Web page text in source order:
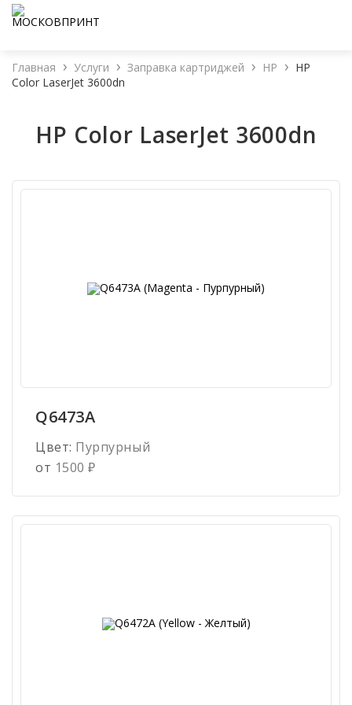
Главная Услуги Заправка картриджей HP
HP
Color LaserJet 3600dn
HP Color LaserJet 3600dn
Q6473A
Цвет: Пурпурный
от 1500 ₽